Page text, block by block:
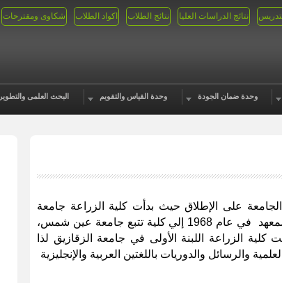
شكاوى ومقترحات اكواد الطلاب نتائج الطلاب نتائج الدراسات العليا
وحدة ضمان الجودة وحدة القياس والتقويم البحث العلمى والتطوير
على الإطلاق حيث بدأت كلية الزراعة جامعة
كمعهد زراعي عالي ثم تحول المعهد في عام 1968 إلي كلية تتبع جامعة عين شمس،
كلية الزراعة اللبنة الأولى في جامعة الزقازيق لذا
والرسائل والدوريات باللغتين العربية والإنجليزية